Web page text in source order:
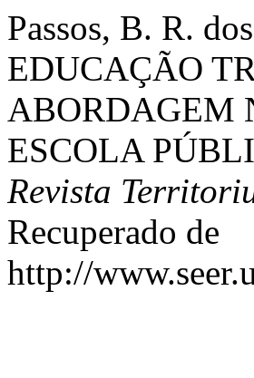
Passos, B. R.
EDUCAÇÃO
ABORDAGEM
ESCOLA
Revista
Recuperado de
http://